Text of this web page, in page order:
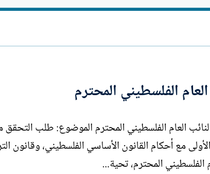
الفلسطيني المحترم
التاريخ: 1/8/2026 كتاب مفتوح إلى عطوفة النائب العام
مع أحكام القانون الأساسي الفلسطيني، وقانون